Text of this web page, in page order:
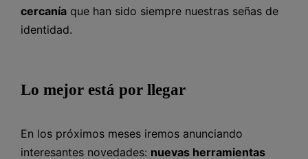
cercanía que han sido siempre nuestras señas de
identidad.
Lo mejor está por llegar
En los próximos meses iremos anunciando
interesantes novedades: nuevas herramientas